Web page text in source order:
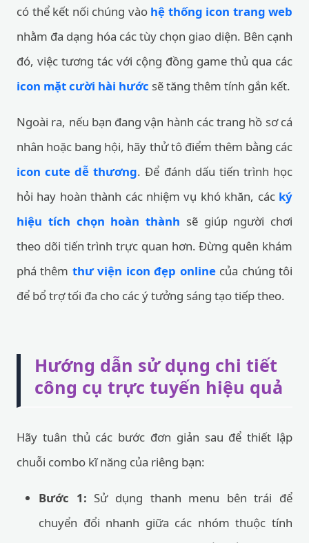
có thể kết nối chúng vào hệ thống icon trang web
nhằm đa dạng hóa các tùy chọn giao diện. Bên cạnh
đó, việc tương tác với cộng đồng game thủ qua các
icon mặt cười hài hước sẽ tăng thêm tính gắn kết.
Ngoài ra, nếu bạn đang vận hành các trang hồ sơ cá
nhân hoặc bang hội, hãy thử tô điểm thêm bằng các
icon cute dễ thương. Để đánh dấu tiến trình học
hỏi hay hoàn thành các nhiệm vụ khó khăn, các ký
hiệu tích chọn hoàn thành sẽ giúp người chơi
theo dõi tiến trình trực quan hơn. Đừng quên khám
phá thêm thư viện icon đẹp onlinecủa chúng tôi
để bổ trợ tối đa cho các ý tưởng sáng tạo tiếp theo.
Hướng dẫn sử dụng chi tiết
công cụ trực tuyến hiệu quả
Hãy tuân thủ các bước đơn giản sau để thiết lập
chuỗi combo kĩ năng của riêng bạn:
Bước 1: Sử dụng thanh menu bên trái để
chuyển đổi nhanh giữa các nhóm thuộc tính